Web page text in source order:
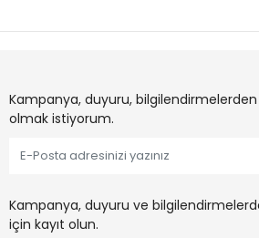
Kampanya, duyuru,
olmak istiyorum.
Kampanya, duyuru ve
için kayıt olun.